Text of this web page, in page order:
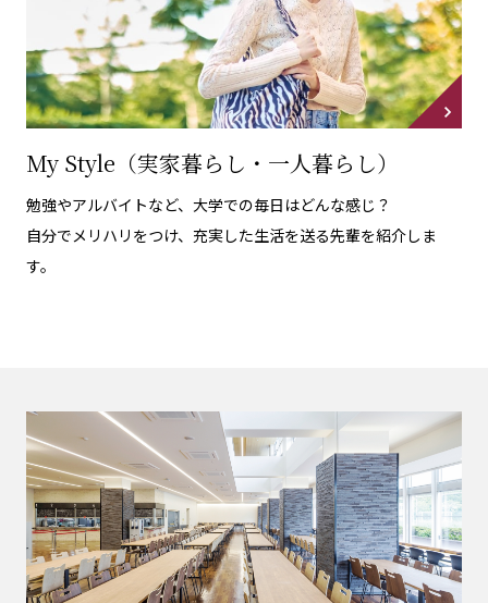
My Style（実家暮らし・一人暮らし）
勉強やアルバイトなど、大学での毎日はどんな感じ？
自分でメリハリをつけ、充実した生活を送る先輩を紹介しま
す。